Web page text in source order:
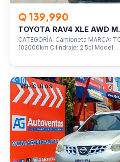
Q 139,990
TOYOTA RAV4 XLE AWD
CATEGORÍA: Camioneta MARCA:
102000km Cilindraje: 2.5cl Model…
VEHÍCULOS